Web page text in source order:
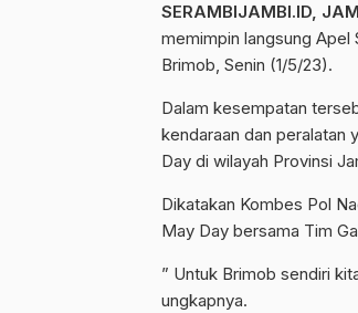
SERAMBIJAMBI.ID,
memimpin langsung
Brimob, Senin (1/5/23).
Dalam kesempatan
kendaraan dan peralatan
Day di wilayah Provinsi
Dikatakan Kombes Pol
May Day bersama Tim
” Untuk Brimob sendiri
ungkapnya.